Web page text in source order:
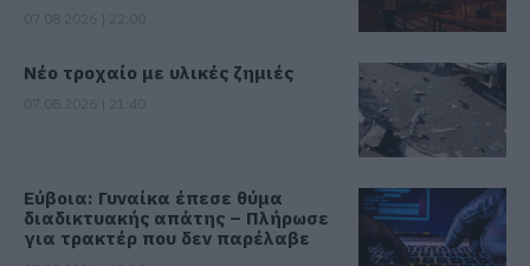
Νέο τροχαίο με υλικές ζημιές
Εύβοια: Γυναίκα έπεσε θύμα
διαδικτυακής απάτης – Πλήρωσε
για τρακτέρ που δεν παρέλαβε